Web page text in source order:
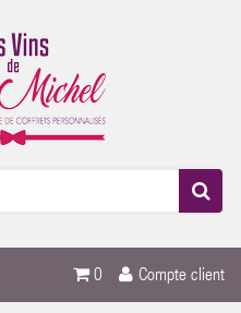
Compte client
0